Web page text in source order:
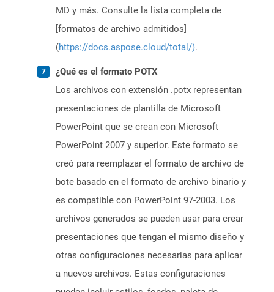
MD y más. Consulte la lista completa de
[formatos de archivo admitidos]
(https://docs.aspose.cloud/total/).
¿Qué es el formato POTX
Los archivos con extensión .potx representan
presentaciones de plantilla de Microsoft
PowerPoint que se crean con Microsoft
PowerPoint 2007 y superior. Este formato se
creó para reemplazar el formato de archivo de
bote basado en el formato de archivo binario y
es compatible con PowerPoint 97-2003. Los
archivos generados se pueden usar para crear
presentaciones que tengan el mismo diseño y
otras configuraciones necesarias para aplicar
a nuevos archivos. Estas configuraciones